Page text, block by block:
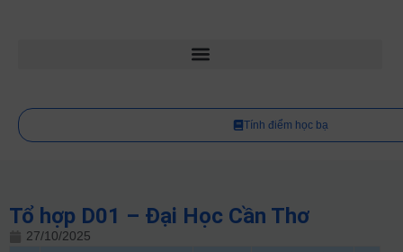
Tính điểm học bạ
Tổ hợp D01 – Đại Học Cần Thơ
27/10/2025